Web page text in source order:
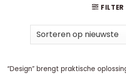
FILTER
“Design” brengt praktische